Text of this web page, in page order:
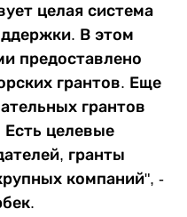
целая система
В этом
предоставлено
грантов. Еще
грантов
целевые
гранты
компаний", -